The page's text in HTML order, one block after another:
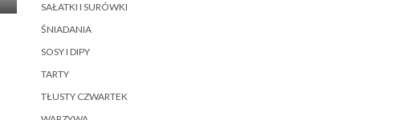
SAŁATKI I SURÓWKI
ŚNIADANIA
SOSY I DIPY
TARTY
TŁUSTY CZWARTEK